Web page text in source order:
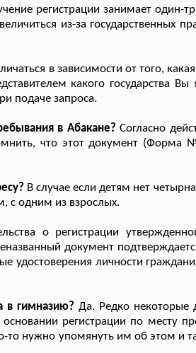
регистрации занимает один-
из-за государственных
в зависимости от того,
какого государства Вы
подаче запроса.
в Абакане? Согласно
что этот документ (Форма
В случае если детям нет
с одним из взрослых.
о регистрации
документ
удостоверения личности
в гимназию? Да. Редко некоторые
регистрации по месту
то нужно упомянуть им об этом и